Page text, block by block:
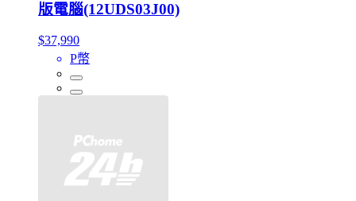
版電腦(12UDS03J00)
$37,990
P幣